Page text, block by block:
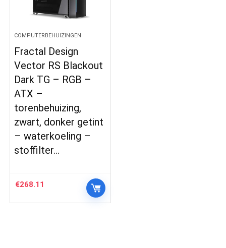
COMPUTERBEHUIZINGEN
Fractal Design
Vector RS Blackout
Dark TG – RGB –
ATX –
torenbehuizing,
zwart, donker getint
– waterkoeling –
stoffilter…
€268.11